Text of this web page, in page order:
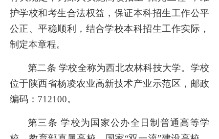
护学校和考生合法权益，保证本科招生工作公平
公正、平稳顺利，结合学校本科招生工作实际，
制定本章程。
第二条 学校全称为西北农林科技大学。学校
位于陕西省杨凌农业高新技术产业示范区，邮政
编码：712100。
第三条 学校为国家公办全日制普通高等学